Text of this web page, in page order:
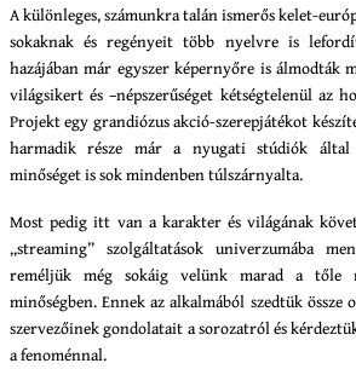
A különleges, számunkra talán ismerős kelet-
sokaknak és regényeit több nyelvre is
hazájában már egyszer képernyőre is álmodták
világsikert és –népszerűséget kétségtelenül az
Projekt egy grandiózus akció-szerepjátékot
harmadik része már a nyugati stúdiók által
minőséget is sok mindenben túlszárnyalta.
Most pedig itt van a karakter és világának
„streaming” szolgáltatások univerzumába
reméljük még sokáig velünk marad a tőle
minőségben. Ennek az alkalmából szedtük össze
szervezőinek gondolatait a sorozatról és
a fenoménnal.